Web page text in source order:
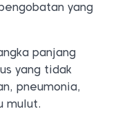
yang
panjang
yang tidak
pneumonia,
mulut.